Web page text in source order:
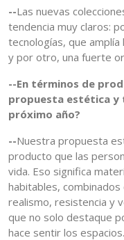
--Las nuevas
tendencia muy claros:
tecnologías, que
y por otro, una fuerte
--En términos de
propuesta estética y
próximo año?
--Nuestra propuesta
producto que las
vida. Eso significa
habitables,
realismo, resistencia y
que no solo destaque
hace sentir los espacios.